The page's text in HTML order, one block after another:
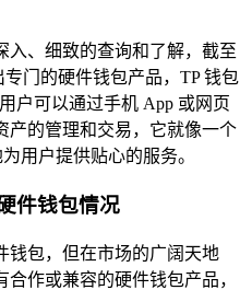
入、细致的查询和了解，截至
门的硬件钱包产品，TP 钱包
户可以通过手机 App 或网页
产的管理和交易，它就像一个
用户提供贴心的服务。
件钱包情况
钱包，但在市场的广阔天地
作或兼容的硬件钱包产品，